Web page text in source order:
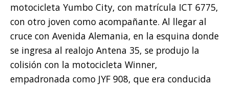
motocicleta Yumbo City, con matrícula ICT 6775,
con otro joven como acompañante. Al llegar al
cruce con Avenida Alemania, en la esquina donde
se ingresa al realojo Antena 35, se produjo la
colisión con la motocicleta Winner,
empadronada como JYF 908, que era conducida